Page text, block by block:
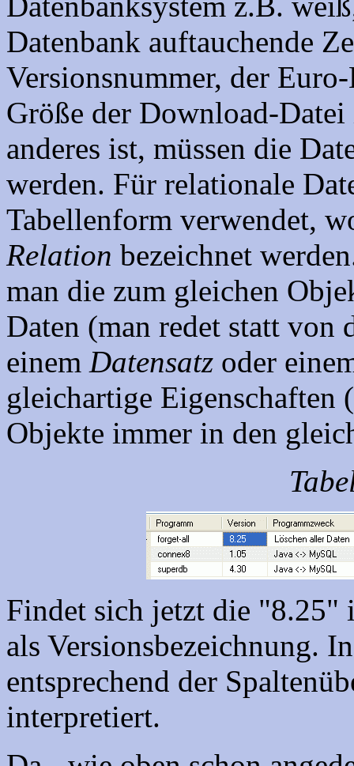
Datenbank auftauchende
Versionsnummer, der
Größe der Download-
anderes ist, müssen die
werden. Für relationale
Tabellenform verwendet,
Relation bezeichnet
man die zum gleichen
Daten (man redet statt von
einem Datensatz oder
gleichartige Eigenschaften
Objekte immer in den
Findet sich jetzt die "8.25"
als Versionsbezeichnung.
entsprechend der
interpretiert.